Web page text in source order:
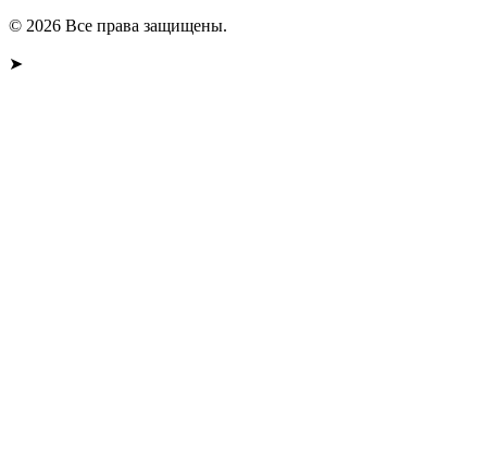
© 2026 Все права защищены.
➤